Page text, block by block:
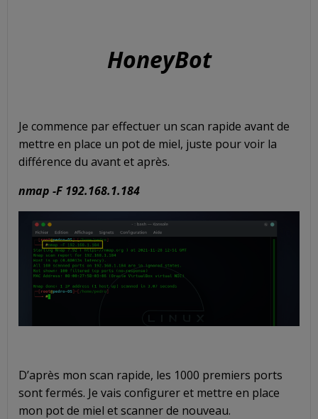
HoneyBot
Je commence par effectuer un scan rapide avant de
mettre en place un pot de miel, juste pour voir la
différence du avant et après.
nmap -F 192.168.1.184
D’après mon scan rapide, les 1000 premiers ports
sont fermés. Je vais configurer et mettre en place
mon pot de miel et scanner de nouveau.